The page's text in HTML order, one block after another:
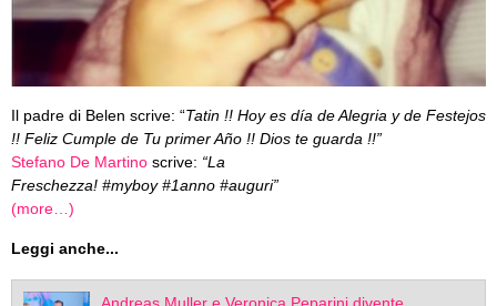
Il padre di Belen scrive: “Tatin !! Hoy es día de Alegria y de Festejos
!! Feliz Cumple de Tu primer Año !! Dios te guarda !!”
Stefano De Martino scrive: “La
Freschezza! #myboy #1anno #auguri”
(more…)
Leggi anche...